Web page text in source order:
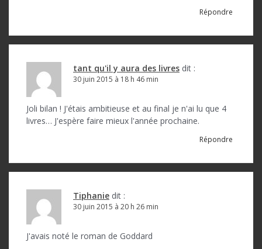
l
l
Répondre
tant qu'il y aura des livres dit :
30 juin 2015 à 18 h 46 min
Joli bilan ! J'étais ambitieuse et au final je n'ai lu que 4
livres… J'espère faire mieux l'année prochaine.
Répondre
Tiphanie dit :
30 juin 2015 à 20 h 26 min
J'avais noté le roman de Goddard